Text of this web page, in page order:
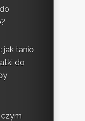
jak tanio
do
czym